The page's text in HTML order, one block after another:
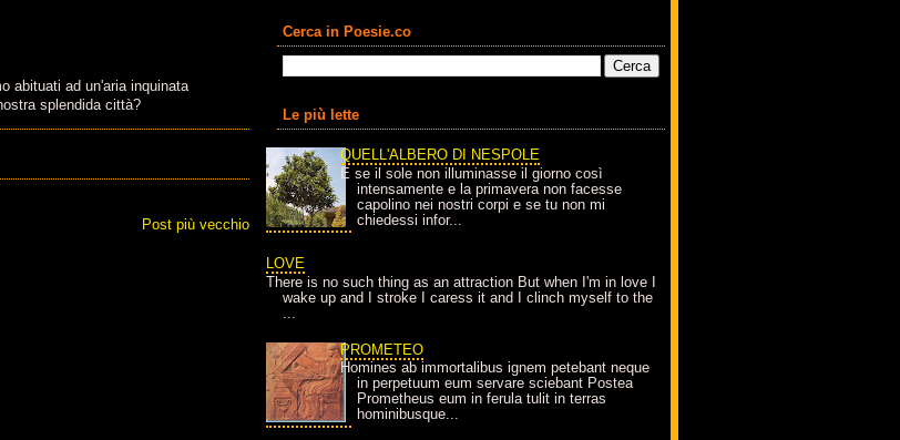
abituati ad un'aria inquinata
splendida città?
Post più vecchio
Cerca in Poesie.co
Le più lette
QUELL'ALBERO DI NESPOLE
E se il sole non illuminasse il giorno così
intensamente e la primavera non facesse
capolino nei nostri corpi e se tu non mi
chiedessi infor...
LOVE
There is no such thing as an attraction But when I'm in love I
wake up and I stroke I caress it and I clinch myself to the
...
PROMETEO
Homines ab immortalibus ignem petebant neque
in perpetuum eum servare sciebant Postea
Prometheus eum in ferula tulit in terras
hominibusque...